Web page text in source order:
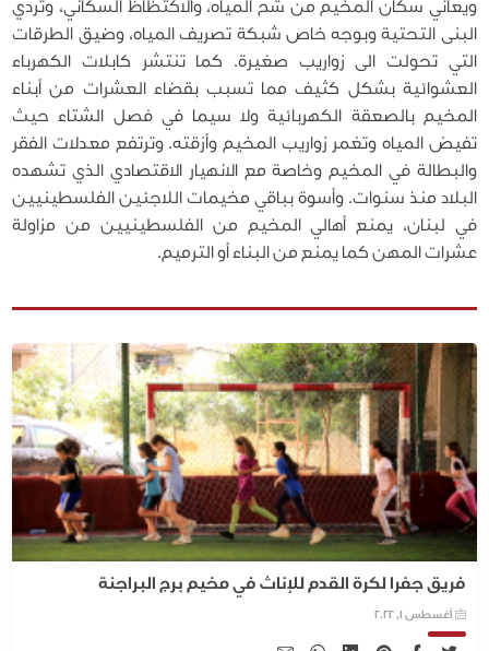
ويعاني سكان المخيم من شح المياه، والاكتظاظ السكاني، وتردي
البنى التحتية وبوجه خاص شبكة تصريف المياه، وضيق الطرقات
التي تحولت الى زواريب صغيرة. كما تنتشر كابلات الكهرباء
العشوائية بشكل كثيف مما تسبب بقضاء العشرات من أبناء
المخيم بالصعقة الكهربائية ولا سيما في فصل الشتاء حيث
تفيض المياه وتغمر زواريب المخيم وأزقته. وترتفع معدلات الفقر
والبطالة في المخيم وخاصة مع الانهيار الاقتصادي الذي تشهده
البلاد منذ سنوات. وأسوة بباقي مخيمات اللاجئين الفلسطينيين
في لبنان، يمنع أهالي المخيم من الفلسطينيين من مزاولة
عشرات المهن كما يمنع من البناء أو الترميم.
فريق جفرا لكرة القدم للإناث في مخيم برج البراجنة
أغسطس 1, 2022